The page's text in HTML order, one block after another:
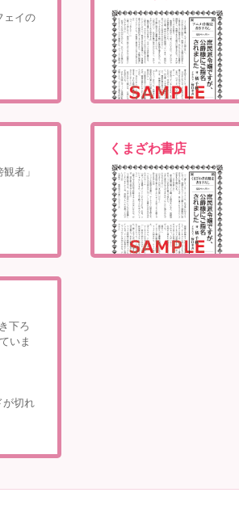
ェイの
者」
くまざわ書店
下ろ
いま
が切れ